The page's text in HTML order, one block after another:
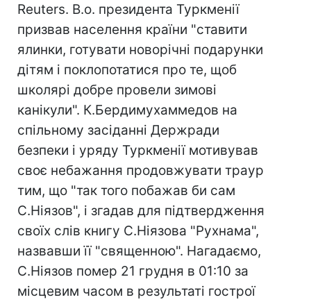
Reuters. В.о. президента Туркменії
призвав населення країни "ставити
ялинки, готувати новорічні подарунки
дітям і поклопотатися про те, щоб
школярі добре провели зимові
канікули". К.Бердимухаммедов на
спільному засіданні Держради
безпеки і уряду Туркменії мотивував
своє небажання продовжувати траур
тим, що "так того побажав би сам
С.Ніязов", і згадав для підтвердження
своїх слів книгу С.Ніязова "Рухнама",
назвавши її "священною". Нагадаємо,
С.Ніязов помер 21 грудня в 01:10 за
місцевим часом в результаті гострої